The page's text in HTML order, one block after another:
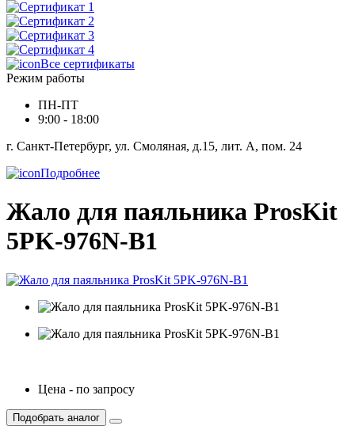
Все сертификаты
Режим работы
ПН-ПТ
9:00 - 18:00
г. Санкт-Петербург, ул. Смоляная, д.15, лит. А, пом. 24
Подробнее
Жало для паяльника ProsKit
5PK-976N-B1
Цена - по запросу
Подобрать аналог